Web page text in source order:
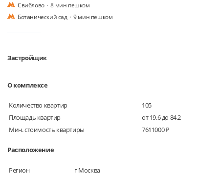
Свиблово · 8 мин пешком
Ботанический сад · 9 мин пешком
Застройщик
О комплексе
Количество квартир
105
Площадь квартир
от 19.6 до 84.2
Мин. стоимость квартиры
7611000 ₽
Расположение
Регион
г Москва